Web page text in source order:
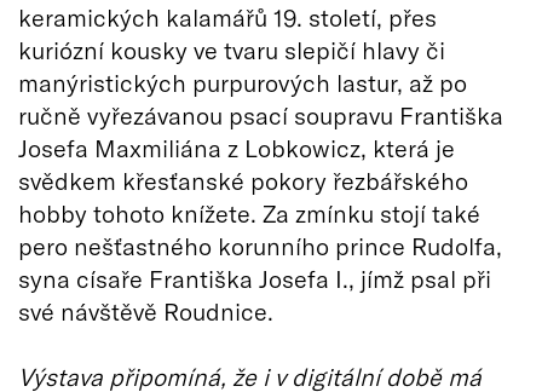
keramických kalamářů 19. století, přes
kuriózní kousky ve tvaru slepičí hlavy či
manýristických purpurových lastur, až po
ručně vyřezávanou psací soupravu Františka
Josefa Maxmiliána z Lobkowicz, která je
svědkem křesťanské pokory řezbářského
hobby tohoto knížete. Za zmínku stojí také
pero nešťastného korunního prince Rudolfa,
syna císaře Františka Josefa I., jímž psal při
své návštěvě Roudnice.
Výstava připomíná, že i v digitální době má